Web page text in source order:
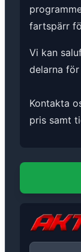
fartspärr
Vi kan
delarna för
Kontakta
pris samt